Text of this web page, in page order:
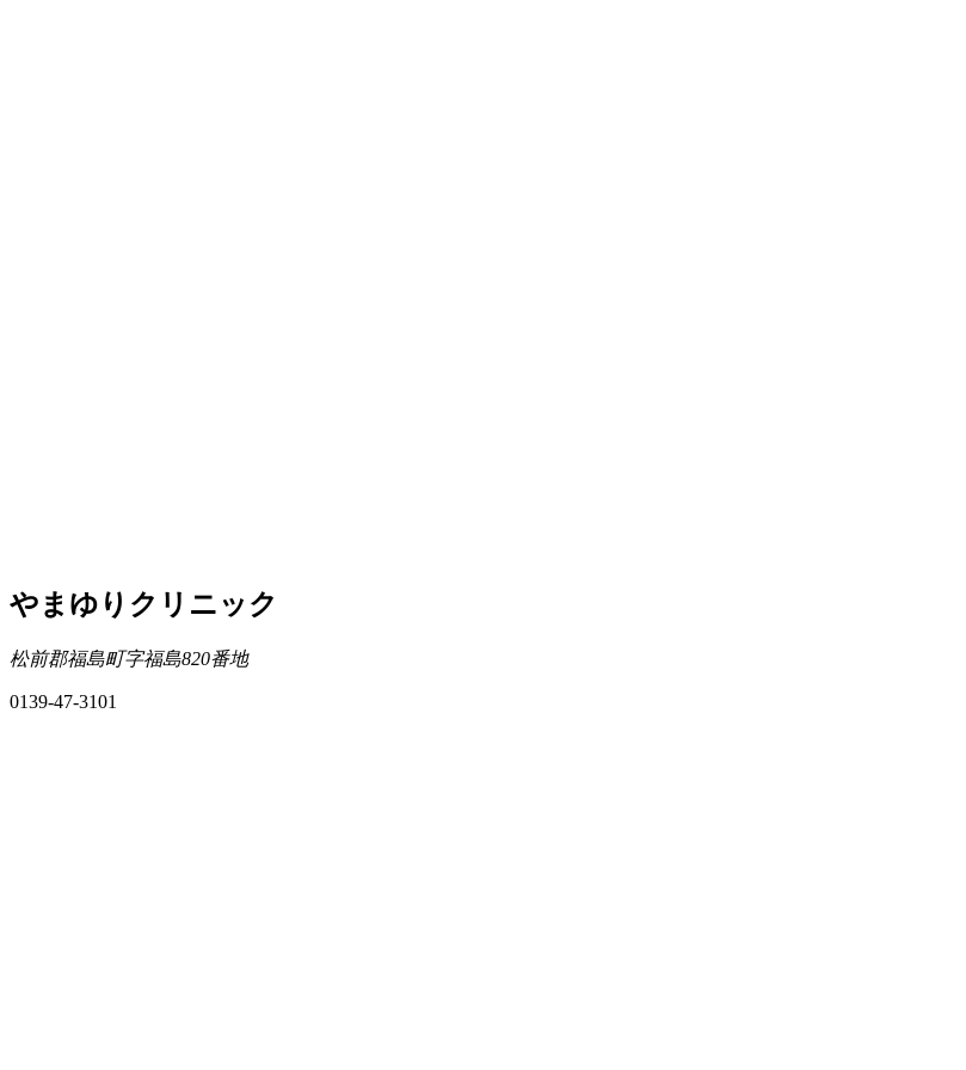
やまゆりクリニック
松前郡福島町字福島820番地
0139-47-3101